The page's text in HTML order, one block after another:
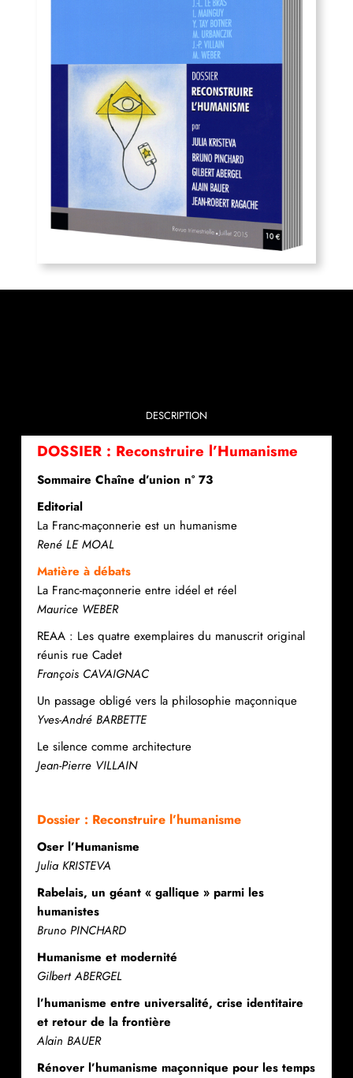
DESCRIPTION
DOSSIER : Reconstruire l’Humanisme
Sommaire Chaîne d’union n° 73
Editorial
La Franc-maçonnerie est un humanisme
René LE MOAL
Matière à débats
La Franc-maçonnerie entre idéel et réel
Maurice WEBER
REAA : Les quatre exemplaires du manuscrit original
réunis rue Cadet
François CAVAIGNAC
Un passage obligé vers la philosophie maçonnique
Yves-André BARBETTE
Le silence comme architecture
Jean-Pierre VILLAIN
Dossier : Reconstruire l’humanisme
Oser l’Humanisme
Julia KRISTEVA
Rabelais, un géant « gallique » parmi les
humanistes
Bruno PINCHARD
Humanisme et modernité
Gilbert ABERGEL
l’humanisme entre universalité, crise identitaire
et retour de la frontière
Alain BAUER
Rénover l’humanisme maçonnique pour les temps